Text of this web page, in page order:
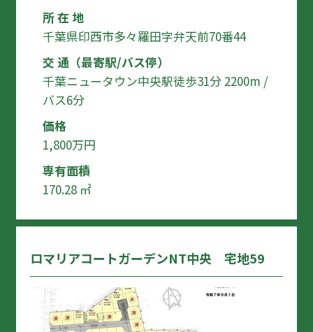
所 在 地
千葉県印西市多々羅田字弁天前70番44
交 通（最寄駅/バス停）
千葉ニュータウン中央駅徒歩31分 2200m /
バス6分
価格
1,800万円
専有面積
170.28 ㎡
ロマリアコートガーデンNT中央 宅地59